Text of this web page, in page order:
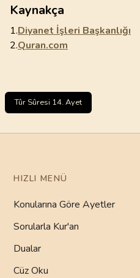
Kaynakça
1.Diyanet İşleri Başkanlığı
2.Quran.com
Tûr Sûresi 14. Ayet
HIZLI MENÜ
Konularına Göre Ayetler
Sorularla Kur'an
Dualar
Cüz Oku